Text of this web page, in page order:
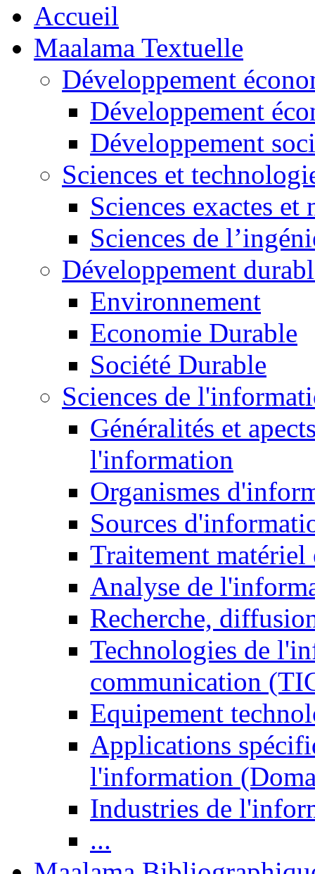
Accueil
Maalama Textuelle
Développement
Développement
Développement
Sciences et
Sciences exactes et
Sciences de
Développement
Environnement
Economie Durable
Société Durable
Sciences de
Généralités et
l'information
Organismes
Sources
Traitement matériel
Analyse de
Recherche,
Technologies de
communication
Equipement
Applications
l'information
Industries de
...